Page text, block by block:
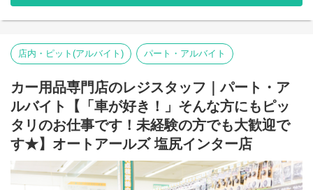
私たちオートアールズで一緒に自動車整備士として働きません
か？
店内・ピット(アルバイト) パート・アルバイト
カー用品専門店のレジスタッフ｜パート・ア
ルバイト【「車が好き！」そんな方にもピッ
タリのお仕事です！未経験の方でも大歓迎で
す★】オートアールズ 塩尻インター店